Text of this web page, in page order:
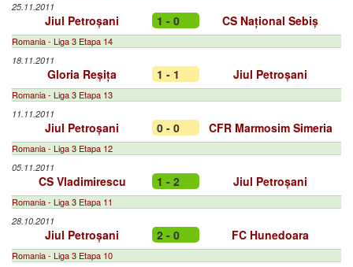
25.11.2011
Jiul Petroșani 1 - 0 CS Național Sebiș
Romania - Liga 3 Etapa 14
18.11.2011
Gloria Reșița 1 - 1 Jiul Petroșani
Romania - Liga 3 Etapa 13
11.11.2011
Jiul Petroșani 0 - 0 CFR Marmosim Simeria
Romania - Liga 3 Etapa 12
05.11.2011
CS Vladimirescu 1 - 2 Jiul Petroșani
Romania - Liga 3 Etapa 11
28.10.2011
Jiul Petroșani 2 - 0 FC Hunedoara
Romania - Liga 3 Etapa 10